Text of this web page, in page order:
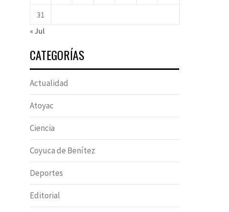
31
« Jul
CATEGORÍAS
Actualidad
Atoyac
Ciencia
Coyuca de Benítez
Deportes
Editorial